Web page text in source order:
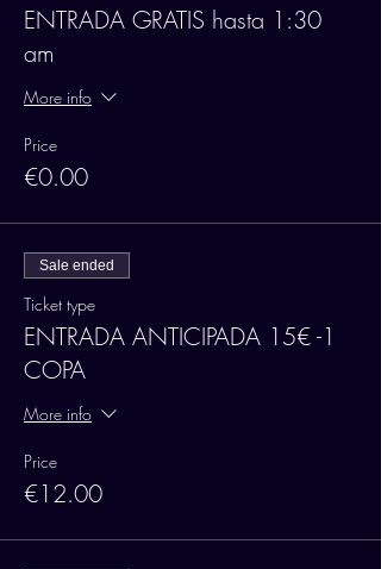
ENTRADA GRATIS hasta 1:30
am
More info
Price
€0.00
Sale ended
Ticket type
ENTRADA ANTICIPADA 15€ -1
COPA
More info
Price
€12.00